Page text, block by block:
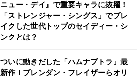
ニュー・デイ』で重要キャラに抜擢！
「ストレンジャー・シングス」でブレ
イクした世代トップのセイディー・シ
ンクとは？
ついに動きだした「ハムナプトラ」最
新作！ブレンダン・フレイザーらオリ